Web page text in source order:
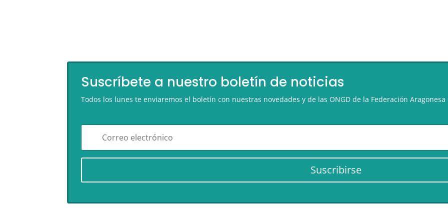
Suscríbete a nuestro boletín de noticias
Todos los lunes te enviaremos el boletín con nuestras novedades y de las ONGD de la Federación
Suscribirse